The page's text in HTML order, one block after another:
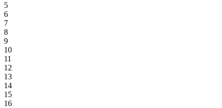
5
6
7
8
9
10
11
12
13
14
15
16